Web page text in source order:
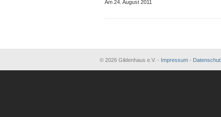
Am 24. August 2011
© 2026 Gildenhaus e.V. - Impressum -